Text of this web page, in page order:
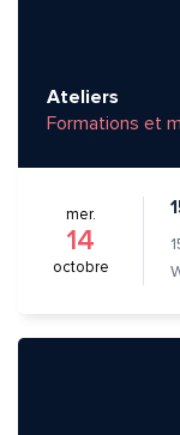
Ateliers
Formations et
mer.
14
octobre